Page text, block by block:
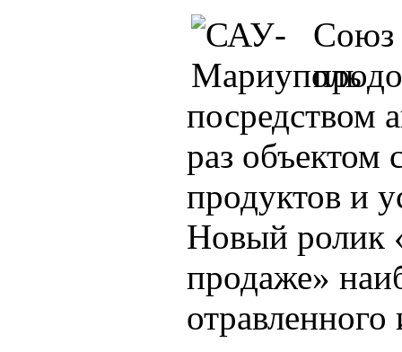
Союз
посредством
раз объектом
продуктов и
Новый ролик
продаже»